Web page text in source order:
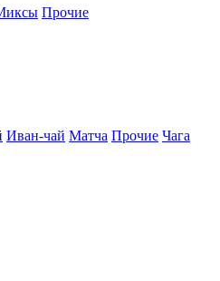
Прочие
Иван-чай Матча Прочие Чага